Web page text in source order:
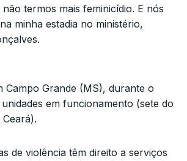
termos mais feminicídio. E nós
minha estadia no ministério,
Campo Grande (MS), durante o
em funcionamento (sete do
de violência têm direito a serviços